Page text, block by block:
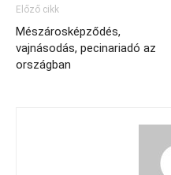
Előző cikk
Mészárosképződés,
vajnásodás, pecinariadó az
országban